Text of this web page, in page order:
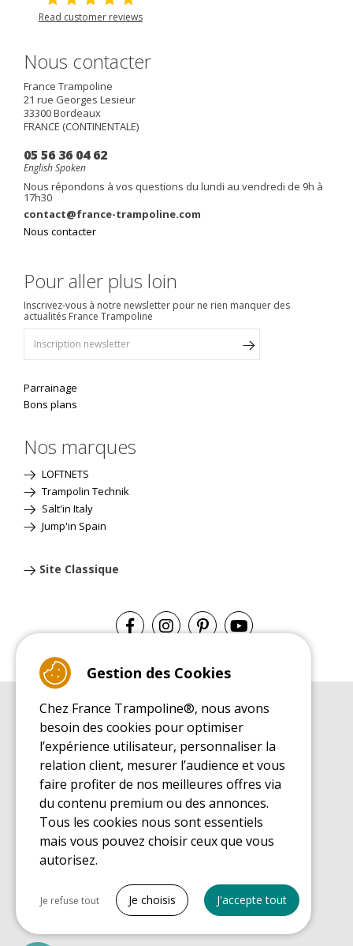
Read customer reviews
Nous contacter
France Trampoline
21 rue Georges Lesieur
33300Bordeaux
FRANCE (CONTINENTALE)
05 56 36 04 62
English Spoken
Nous répondons à vos questions du lundi au vendredi de 9h à
17h30
contact@france-trampoline.com
Nous contacter
Pour aller plus loin
Inscrivez-vous à notre newsletter pour ne rien manquer des
actualités France Trampoline
Parrainage
Bons plans
Nos marques
LOFTNETS
Trampolin Technik
Salt'in Italy
Jump'in Spain
Site Classique
GUIDE D'ACHAT
Guide d'achat pour les trampolines de loisirs
GUIDE DE MONTAGE
Guide de montage pour les trampolines de loisirs
GUIDE D'ENTRETIEN
Guide d'entretien des trampolines de loisirs
GUIDE DÉCOUVERTE
Guide de découverte des trampolines de loisirs
GUIDE D'ACHAT PIÈCES DE RECHANGE
Gestion des Cookies
Chez France Trampoline®, nous avons
besoin des cookies pour optimiser
l’expérience utilisateur, personnaliser la
relation client, mesurer l’audience et vous
faire profiter de nos meilleures offres via
du contenu premium ou des annonces.
Tous les cookies nous sont essentiels
mais vous pouvez choisir ceux que vous
autorisez.
Cookies nécessaires
Je refuse tout Je choisis J'accepte tout